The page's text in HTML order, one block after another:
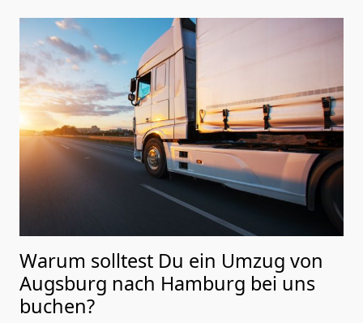
Warum solltest Du ein Umzug von
Augsburg nach Hamburg bei uns
buchen?